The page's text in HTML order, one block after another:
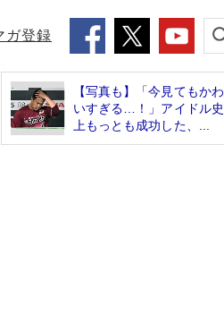
ガ登録
【写真も】「今見てもかわ
いすぎる…！」アイドル史
上もっとも成功した、...